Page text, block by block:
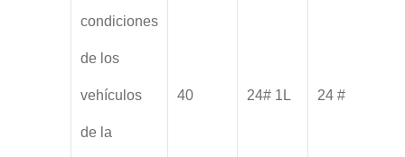
condiciones
de los
vehículos
de la
40 24# 1L 24 #